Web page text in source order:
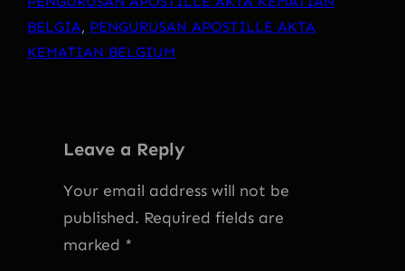
BELGIA, PENGURUSAN APOSTILLE AKTA
KEMATIAN BELGIUM
Leave a Reply
Your email address will not be
published. Required fields are
marked *